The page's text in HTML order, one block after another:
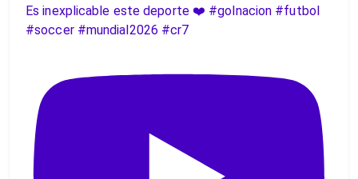
Es inexplicable este deporte ❤️ #golnacion #futbol
#soccer #mundial2026 #cr7